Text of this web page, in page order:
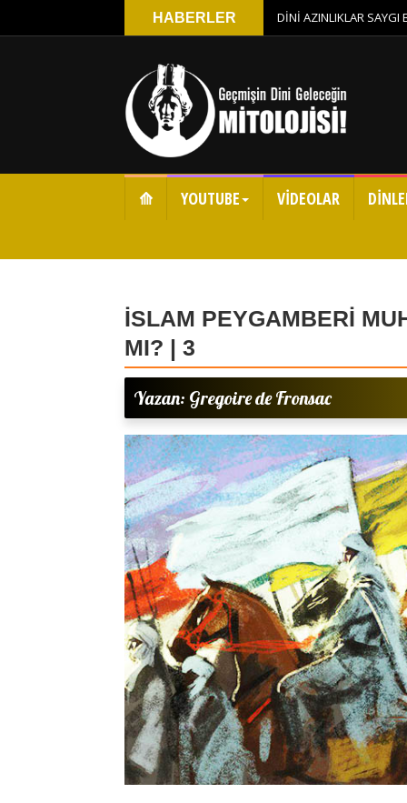
HABERLER DİNİ AZINLIKLAR SAYGI
⟰ YOUTUBE VİDEOLAR
İSLAM PEYGAMBERİ
MI? | 3
Yazan: Gregoire de Fronsac